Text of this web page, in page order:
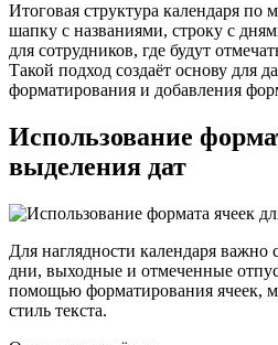
Итоговая структура календаря по
шапку с названиями, строку с
для сотрудников, где будут
Такой подход создаёт основу для
форматирования и добавления
Использование
выделения дат
Для наглядности календаря важно
дни, выходные и отмеченные
помощью форматирования ячеек,
стиль текста.